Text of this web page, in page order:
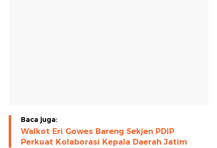
Baca juga:
Walkot Eri Gowes Bareng Sekjen PDIP
Perkuat Kolaborasi Kepala Daerah Jatim